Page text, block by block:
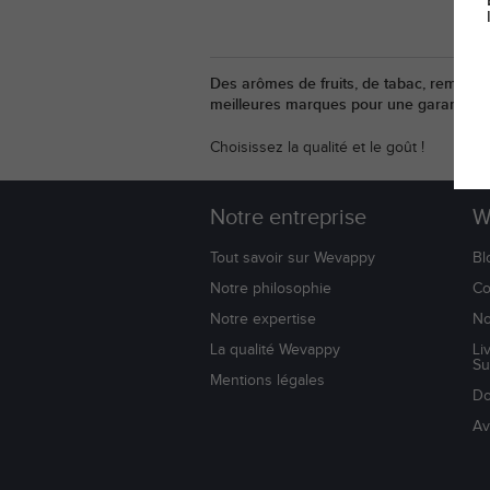
Des arômes de fruits, de tabac,
meilleures marques pour une garantie
Choisissez la qualité et le goût !
Notre entreprise
Tout savoir sur Wevappy
Notre philosophie
Notre expertise
La qualité Wevappy
Mentions légales